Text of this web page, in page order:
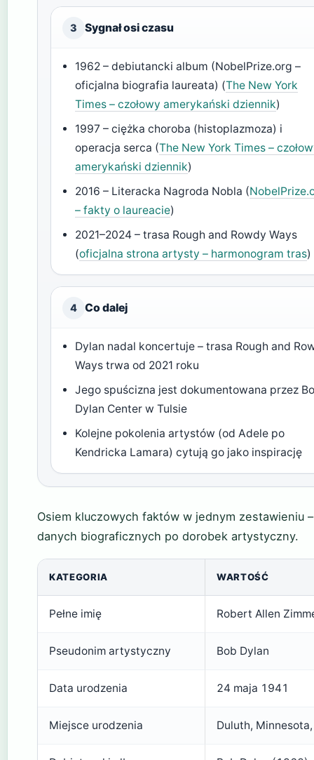
3 Sygnał osi czasu
1962 – debiutancki album (NobelPrize.org –
oficjalna biografia laureata) (The New York
Times – czołowy amerykański dziennik)
1997 – ciężka choroba (histoplazmoza) i
operacja serca (The New York Times –
amerykański dziennik)
2016 – Literacka Nagroda Nobla (
– fakty o laureacie)
2021–2024 – trasa Rough and Rowdy Ways
(oficjalna strona artysty – harmonogram tras)
4 Co dalej
Dylan nadal koncertuje – trasa Rough and
Ways trwa od 2021 roku
Jego spuścizna jest dokumentowana przez
Dylan Center w Tulsie
Kolejne pokolenia artystów (od Adele po
Kendricka Lamara) cytują go jako inspirację
Osiem kluczowych faktów w jednym zestawieniu
danych biograficznych po dorobek artystyczny.
KATEGORIA WARTOŚĆ
Pełne imię Robert Allen
Pseudonim artystyczny Bob Dylan
Data urodzenia 24 maja 1941
Miejsce urodzenia Duluth,